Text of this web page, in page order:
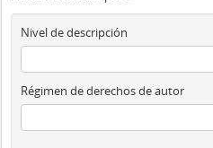
Nivel de descripción
Régimen de derechos de autor